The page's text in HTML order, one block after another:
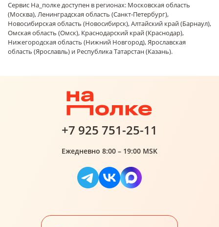
Сервис На_полке доступен в регионах: Московская область
(Москва), Ленинградская область (Санкт-Петербург),
Новосибирская область (Новосибирск), Алтайский край (Барнаул),
Омская область (Омск), Краснодарский край (Краснодар),
Нижегородская область (Нижний Новгород), Ярославская
область (Ярославль) и Республика Татарстан (Казань).
+7 925 751-25-11
Ежедневно 8:00 – 19:00 MSK